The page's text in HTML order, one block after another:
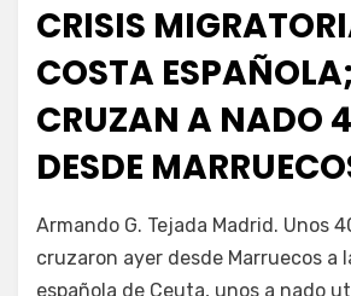
CRISIS
COSTA ESPAÑOLA;
CRUZAN A NADO
DESDE
Fernando Miranda Servín
Armando G. Tejada Madrid. Unos
cruzaron ayer desde Marruecos a
española de Ceuta, unos a nado